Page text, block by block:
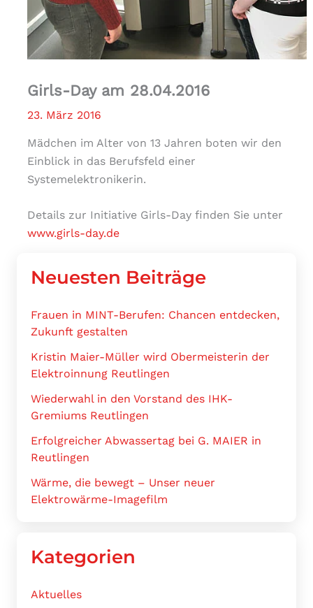
Girls-Day am 28.04.2016
23. März 2016
Mädchen im Alter von 13 Jahren boten wir den
Einblick in das Berufsfeld einer
Systemelektronikerin.
Details zur Initiative Girls-Day finden Sie unter
www.girls-day.de
Neuesten Beiträge
Frauen in MINT-Berufen: Chancen entdecken,
Zukunft gestalten
Kristin Maier-Müller wird Obermeisterin der
Elektroinnung Reutlingen
Wiederwahl in den Vorstand des IHK-
Gremiums Reutlingen
Erfolgreicher Abwassertag bei G. MAIER in
Reutlingen
Wärme, die bewegt – Unser neuer
Elektrowärme-Imagefilm
Kategorien
Aktuelles